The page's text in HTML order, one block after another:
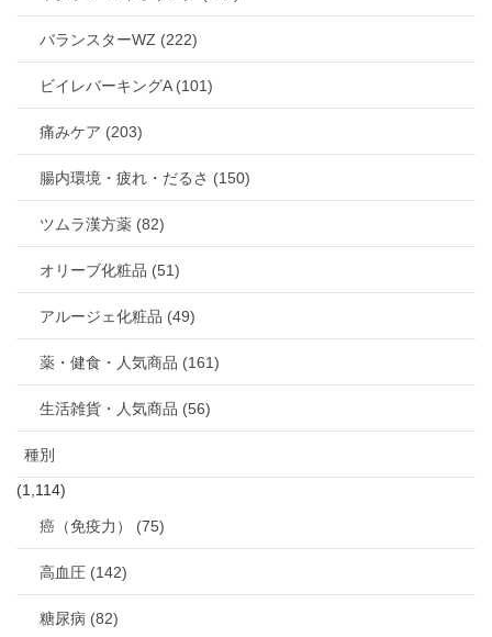
バランスターWZ (222)
ビイレバーキングA (101)
痛みケア (203)
腸内環境・疲れ・だるさ (150)
ツムラ漢方薬 (82)
オリーブ化粧品 (51)
アルージェ化粧品 (49)
薬・健食・人気商品 (161)
生活雑貨・人気商品 (56)
種別
(1,114)
癌（免疫力） (75)
高血圧 (142)
糖尿病 (82)